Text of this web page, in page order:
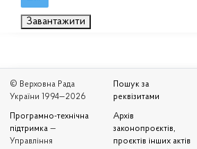
Завантажити
© Верховна Рада
України 1994—2026
Програмно-технічна
підтримка —
Управління
Пошук за
реквізитами
Архів
законопроєктів,
проєктів інших актів